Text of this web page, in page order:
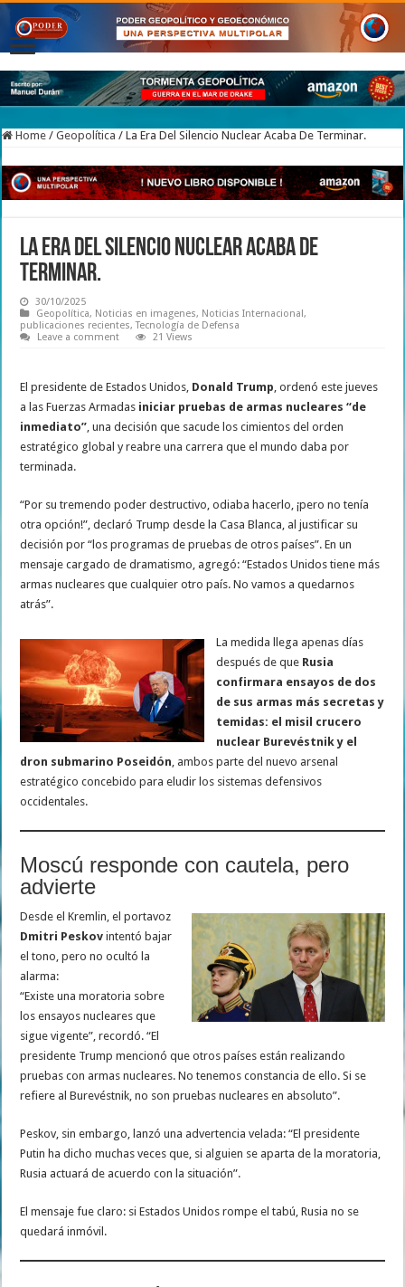
Home / Geopolítica / La Era Del Silencio Nuclear Acaba De Terminar.
La Era Del Silencio Nuclear Acaba De
Terminar.
30/10/2025
Geopolítica, Noticias en imagenes, Noticias Internacional,
publicaciones recientes,Tecnología de Defensa
Leave a comment
21 Views
El presidente de Estados Unidos, Donald Trump, ordenó este jueves
a las Fuerzas Armadas iniciar pruebas de armas nucleares “de
inmediato”, una decisión que sacude los cimientos del orden
estratégico global y reabre una carrera que el mundo daba por
terminada.
“Por su tremendo poder destructivo, odiaba hacerlo, ¡pero no tenía
otra opción!”, declaró Trump desde la Casa Blanca, al justificar su
decisión por “los programas de pruebas de otros países”. En un
mensaje cargado de dramatismo, agregó: “Estados Unidos tiene más
armas nucleares que cualquier otro país. No vamos a quedarnos
atrás”.
La medida llega apenas días
después de que Rusia
confirmara ensayos de dos
de sus armas más secretas y
temidas: el misil crucero
nuclear Burevéstnik y el
dron submarino Poseidón, ambos parte del nuevo arsenal
estratégico concebido para eludir los sistemas defensivos
occidentales.
Moscú responde con cautela, pero
advierte
Desde el Kremlin, el portavoz
Dmitri Peskov intentó bajar
el tono, pero no ocultó la
alarma:
“Existe una moratoria sobre
los ensayos nucleares que
sigue vigente”, recordó. “El
presidente Trump mencionó que otros países están realizando
pruebas con armas nucleares. No tenemos constancia de ello. Si se
refiere al Burevéstnik, no son pruebas nucleares en absoluto”.
Peskov, sin embargo, lanzó una advertencia velada: “El presidente
Putin ha dicho muchas veces que, si alguien se aparta de la moratoria,
Rusia actuará de acuerdo con la situación”.
El mensaje fue claro: si Estados Unidos rompe el tabú, Rusia no se
quedará inmóvil.